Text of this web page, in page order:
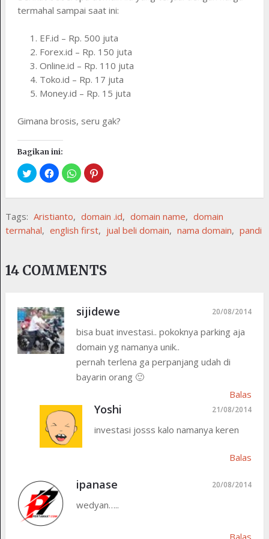
termahal sampai saat ini:
EF.id – Rp. 500 juta
Forex.id – Rp. 150 juta
Online.id – Rp. 110 juta
Toko.id – Rp. 17 juta
Money.id – Rp. 15 juta
Gimana brosis, seru gak?
Bagikan ini:
Tags: Aristianto, domain .id, domain name, domain
termahal, english first, jual beli domain, nama domain, pandi
14 COMMENTS
sijidewe 20/08/2014
bisa buat investasi.. pokoknya parking aja
domain yg namanya unik..
pernah terlena ga perpanjang udah di
bayarin orang 🙂
Balas
Yoshi 21/08/2014
investasi josss kalo namanya keren
Balas
ipanase 20/08/2014
wedyan…..
Balas